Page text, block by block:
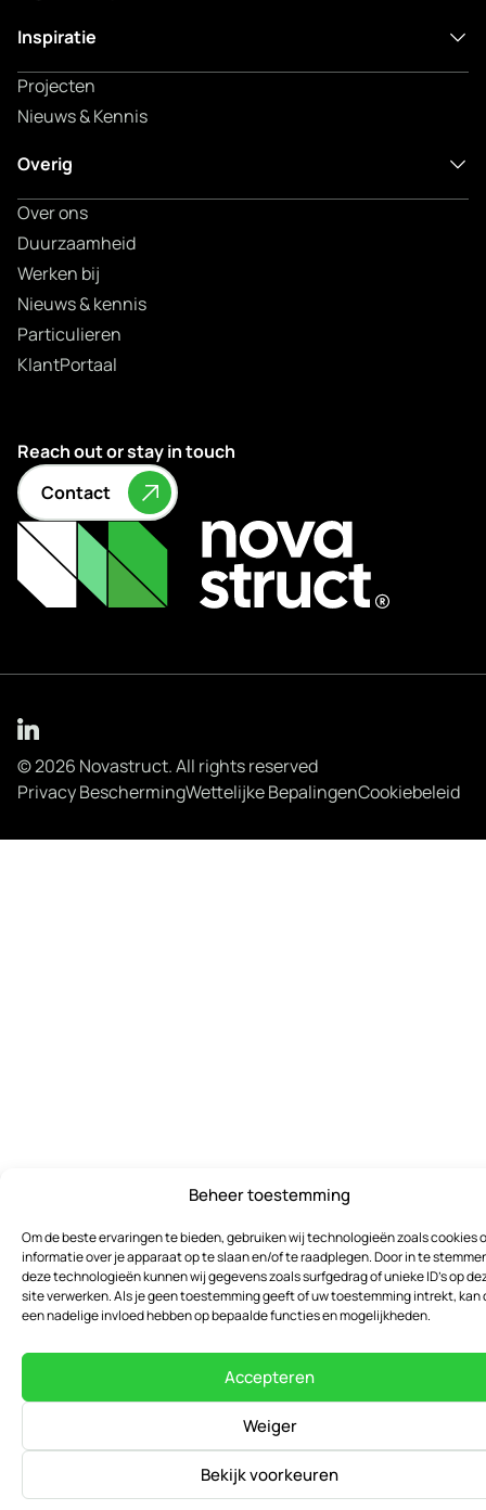
Beheer toestemming
Om de beste ervaringen te bieden, gebruiken wij technologieën zoals cookies
informatie over je apparaat op te slaan en/of te raadplegen. Door in te
deze technologieën kunnen wij gegevens zoals surfgedrag of unieke ID's op
site verwerken. Als je geen toestemming geeft of uw toestemming intrekt, kan
een nadelige invloed hebben op bepaalde functies en mogelijkheden.
Accepteren
Weiger
Bekijk voorkeuren
Contact our expert
Inspiratie
Projecten
Nieuws & Kennis
Overig
Over ons
Duurzaamheid
Werken bij
Nieuws & kennis
Particulieren
KlantPortaal
Reach out or stay in touch
Contact
© 2026 Novastruct. All rights reserved
Privacy BeschermingWettelijke BepalingenCookiebeleid